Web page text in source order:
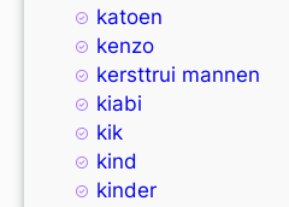
katoen
kenzo
kersttrui mannen
kiabi
kik
kind
kinder